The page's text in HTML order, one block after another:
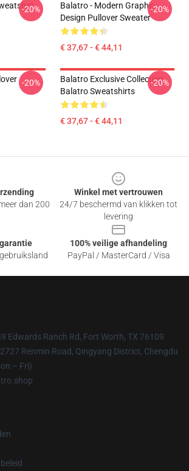
-20%
Balatro - Modern Graphic
Design Pullover Sweater
€ 37,67 - € 44,11
-20%
-20%
Balatro Exclusive Collection
Balatro Sweatshirts
€ 37,67 - € 44,11
-20%
dan 200
Winkel met vertrouwen
24/7 beschermd van klikken tot
levering
100% veilige afhandeling
PayPal / MasterCard / Visa
Edwards Ranch Rd, Fort Worth, TX 76109
Renmin Road, Qingyang District, Chengdu
– Fri)